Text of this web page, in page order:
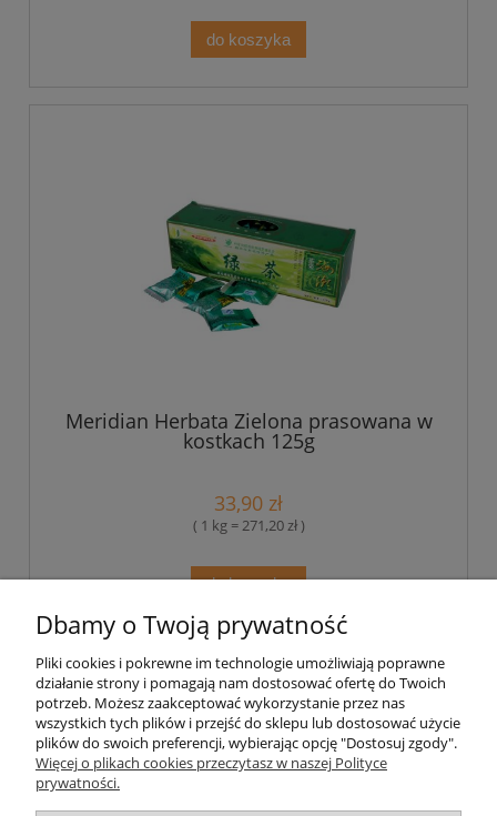
do koszyka
Meridian Herbata Zielona prasowana w
kostkach 125g
33,90 zł
( 1 kg = 271,20 zł )
do koszyka
Pomoc
Moje konto
Dbamy o Twoją prywatność
Pliki cookies i pokrewne im technologie umożliwiają poprawne
działanie strony i pomagają nam dostosować ofertę do Twoich
potrzeb. Możesz zaakceptować wykorzystanie przez nas
wszystkich tych plików i przejść do sklepu lub dostosować użycie
plików do swoich preferencji, wybierając opcję "Dostosuj zgody".
Więcej o plikach cookies przeczytasz w naszej Polityce
prywatności.